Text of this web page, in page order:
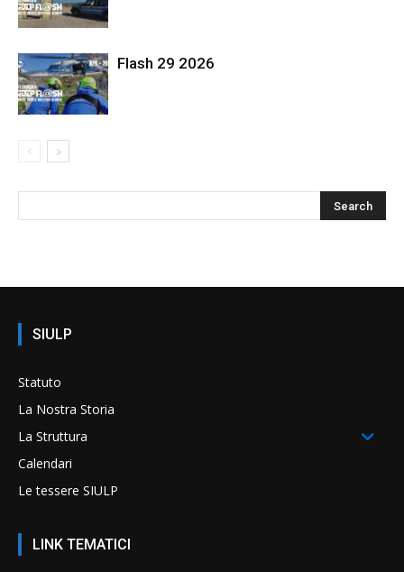
Flash 29 2026
SIULP
Statuto
La Nostra Storia
La Struttura
Calendari
Le tessere SIULP
LINK TEMATICI